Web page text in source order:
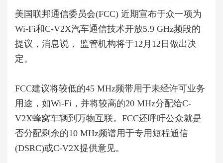
美国联邦通信委员会(FCC) 近期宣布于众一项为
Wi-Fi和C-V2X汽车通信技术开放5.9 GHz频段的
提议，消息说， 监管机构将于12 月 12 日做出决
定。
FCC建议将较低的45 MHz频带用于未经许可业务
用途，如Wi-Fi ，并将较高的20 MHz分配给C-
V2X蜂窝车辆到万物互联。 FCC还呼吁公众就是
否分配剩余的10 MHz频谱用于专用短程通信
(DSRC)或C-V2X提供意见。